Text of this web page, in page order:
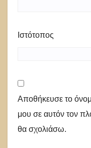
Ιστότοπος
Αποθήκευσε το
μου σε αυτόν τον
θα σχολιάσω.